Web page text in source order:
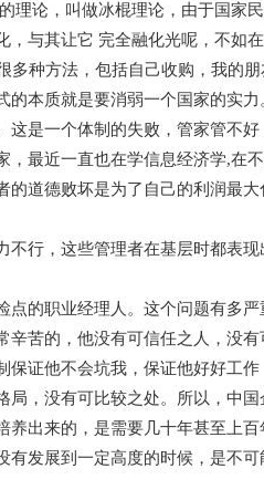
理论，叫做冰棍理论，由于国家
，与其让它 完全融化光呢，不如
多种方法，包括自己收购，我的
的本质就是要消弱一个国家的实
是一个体制的失败，管家管不
最近一直也在学信息经济学,在
道德败坏是为了自己的利润最
不行，这些管理者在基层时都表
的职业经理人。这个问题有多
苦的，他没有可信任之人，没
证他不会坑我，保证他好好工
，没有可比较之处。所以，中
出来的，是需要几十年甚至上
发展到一定高度的时候，是不可